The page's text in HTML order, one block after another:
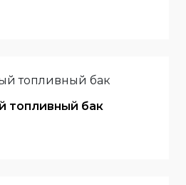
топливный бак